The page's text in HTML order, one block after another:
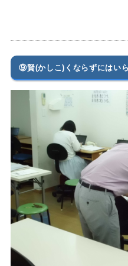
⑨賢(かしこ)くならずにはい